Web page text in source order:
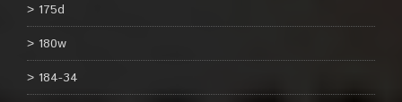
175d
180w
184-34